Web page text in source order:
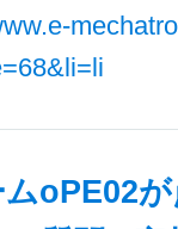
oPE02